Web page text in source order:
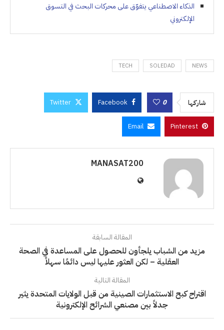
الذكاء الاصطناعي يتفوّق على محركات البحث في التسوق
الإلكتروني
NEWS
SOLEDAD
TECH
شاركها 0
Facebook
Twitter
Pinterest
Email
MANASAT200
المقالة السابقة
مزيد من الشباب يلجأون للحصول على المساعدة في الصحة
العقلية – لكن العثور عليها ليس دائمًا سهلاً
المقالة التالية
اقتراح كبح الاستثمارات الصينية من قبل الولايات المتحدة يثير
جدلاً بين مصنعي الشرائح الإلكترونية